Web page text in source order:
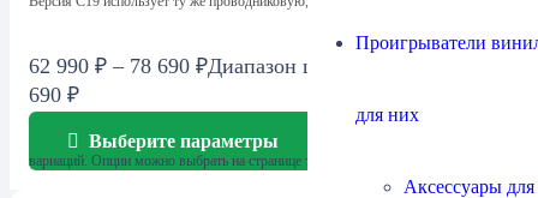
Проигрыватели
для них
Аксессуары
62 990 ₽ – 78 690 ₽Диапазон цен: 62 990 ₽ – 78
690 ₽
Выберите параметры
вариаций. Опции можно выбрать на странице товара.